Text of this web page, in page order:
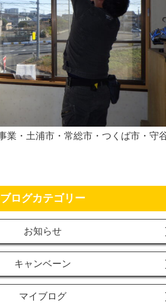
業・土浦市・常総市・つくば市・守
ブログカテゴリー
お知らせ
キャンベーン
マイブログ